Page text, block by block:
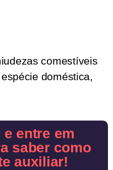
comestíveis
doméstica,
entre em
saber como
auxiliar!